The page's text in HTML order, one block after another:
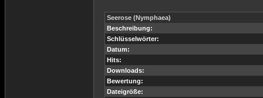
Seerose (Nymphaea)
Beschreibung:
Schlüsselwörter:
Datum:
Hits:
Downloads:
Bewertung:
Dateigröße: